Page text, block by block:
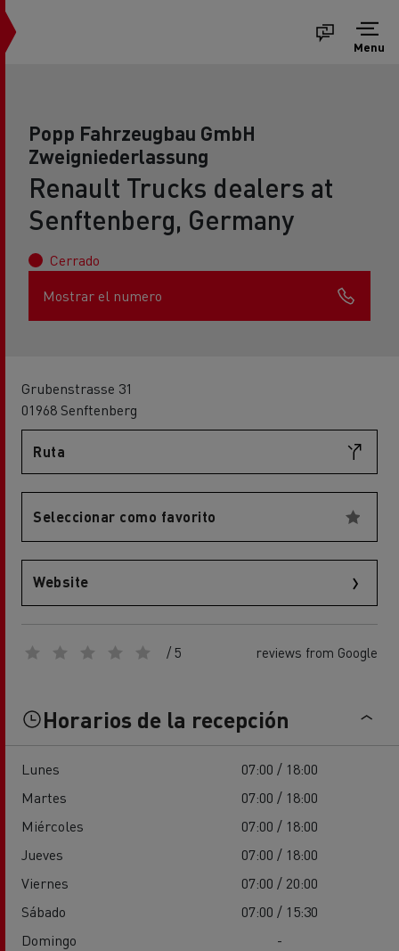
Menu
Popp Fahrzeugbau GmbH
Zweigniederlassung
Renault Trucks dealers at
Senftenberg, Germany
Cerrado
Mostrar el numero
Grubenstrasse 31
01968 Senftenberg
Ruta
Seleccionar como favorito
Website
/ 5 reviews from Google
Horarios de la recepción
Lunes
07:00 / 18:00
Martes
07:00 / 18:00
Miércoles
07:00 / 18:00
Jueves
07:00 / 18:00
Viernes
07:00 / 20:00
Sábado
07:00 / 15:30
Domingo
-